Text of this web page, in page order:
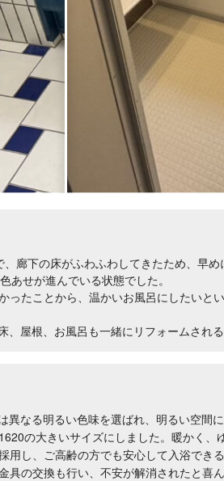
廊下の床がふわふわしてきたため、早め
あせが進んでいる状態でした。
ったことから、温かいお風呂にしたい
、屋根、お風呂も一緒にリフォームされる
異なる明るい色味を選ばれ、明るい空間に
の大きいサイズにしました。暖かく
用し、ご高齢の方でも安心して入浴できる
具の交換も行い、不安が解消されたと喜ん